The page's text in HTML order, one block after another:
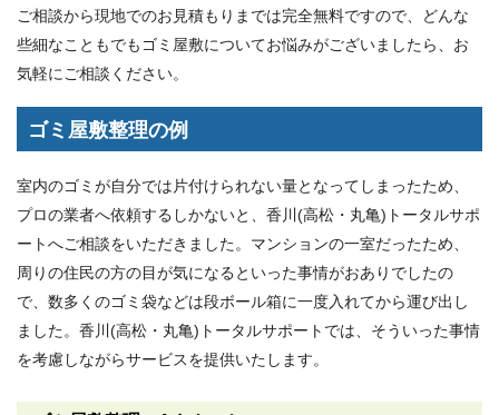
ご相談から現地でのお見積もりまでは完全無料ですので、どんな
些細なこともでもゴミ屋敷についてお悩みがございましたら、お
気軽にご相談ください。
ゴミ屋敷整理の例
室内のゴミが自分では片付けられない量となってしまったため、
プロの業者へ依頼するしかないと、香川(高松・丸亀)トータルサポ
ートへご相談をいただきました。マンションの一室だったため、
周りの住民の方の目が気になるといった事情がおありでしたの
で、数多くのゴミ袋などは段ボール箱に一度入れてから運び出し
ました。香川(高松・丸亀)トータルサポートでは、そういった事情
を考慮しながらサービスを提供いたします。